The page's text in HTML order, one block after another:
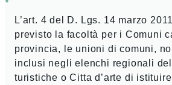
L’art. 4 del D. Lgs. 14 marzo
previsto la facoltà per i Comuni
provincia, le unioni di comuni,
inclusi negli elenchi regionali
turistiche o Citta d’arte di